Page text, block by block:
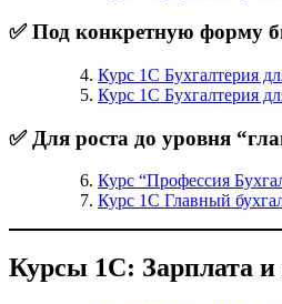
✅ Под конкретную форму
Курс 1С Бухгалтерия
Курс 1С Бухгалтерия
✅ Для роста до уровня
Курс “Профессия
Курс 1С Главный
Курсы 1С: Зарплата